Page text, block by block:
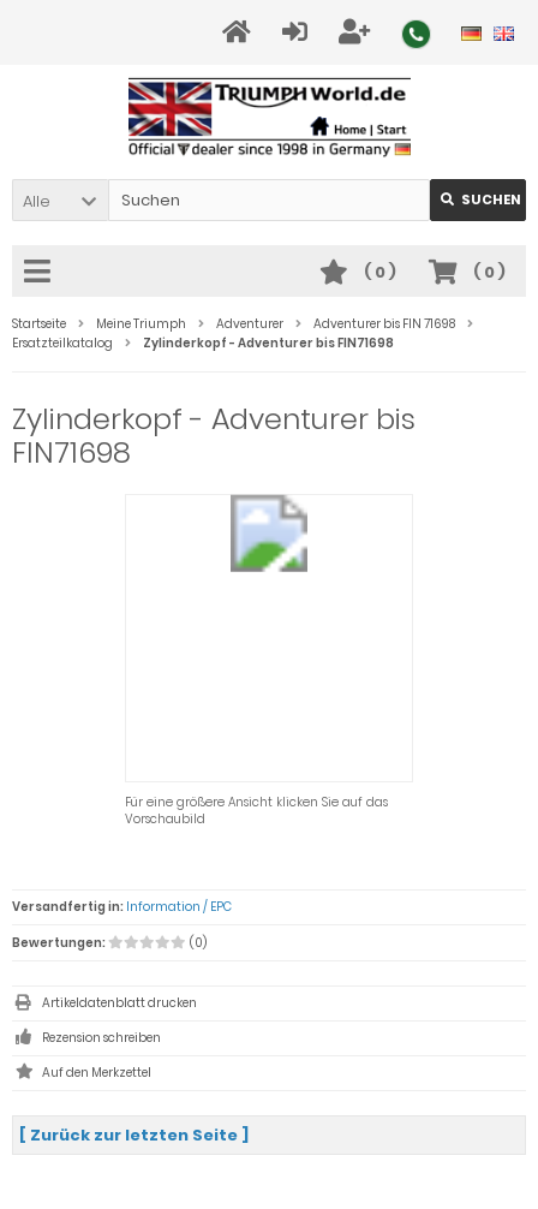
Alle SUCHEN
( 0)
( 0)
Startseite Meine Triumph Adventurer
Adventurer bis FIN 71698
Ersatzteilkatalog
Zylinderkopf - Adventurer bis FIN71698
Zylinderkopf - Adventurer bis
FIN71698
Für eine größere Ansicht klicken Sie auf das
Vorschaubild
[ Zurück zur letzten Seite ]
Versandfertig in: Information / EPC
Bewertungen:
(0)
Artikeldatenblatt drucken
Rezension schreiben